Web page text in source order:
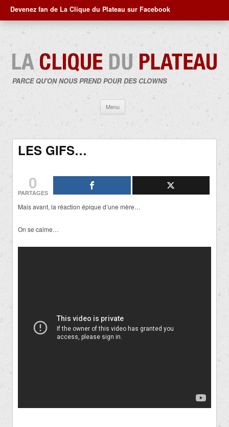
Devenez fan de La Clique du Plateau sur Facebook
PARCE QU'ON NOUS PREND POUR DES CLOWNS
Menu
contenu
LES GIFS…
0
PARTAGES
Mais avant, la réaction épique d’une mère…
On se calme…